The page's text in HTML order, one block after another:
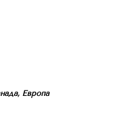
Европа